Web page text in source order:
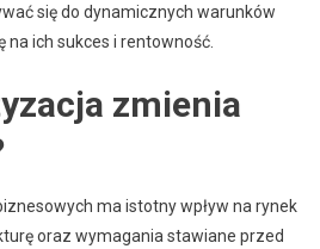
się do dynamicznych warunków
na ich sukces i rentowność.
zmienia
ma istotny wpływ na rynek
oraz wymagania stawiane przed